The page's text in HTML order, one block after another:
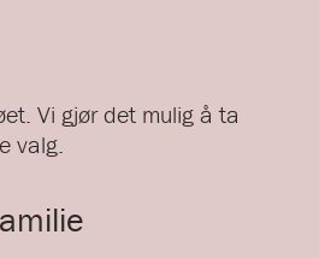
Vi gjør det mulig å ta
valg.